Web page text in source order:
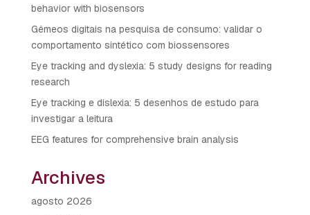
behavior with biosensors
Gêmeos digitais na pesquisa de consumo: validar o
comportamento sintético com biossensores
Eye tracking and dyslexia: 5 study designs for reading
research
Eye tracking e dislexia: 5 desenhos de estudo para
investigar a leitura
EEG features for comprehensive brain analysis
Archives
agosto 2026